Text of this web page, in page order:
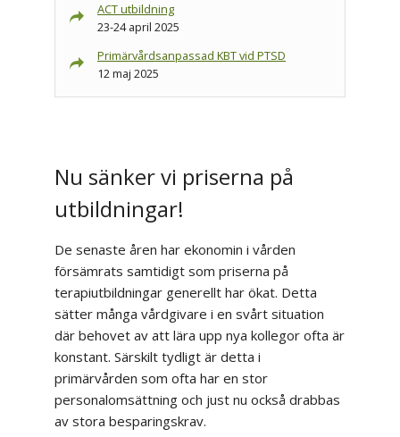
ACT utbildning
23-24 april 2025
Primärvårdsanpassad KBT vid PTSD
12 maj 2025
Nu sänker vi priserna på
utbildningar!
De senaste åren har ekonomin i vården
försämrats samtidigt som priserna på
terapiutbildningar generellt har ökat. Detta
sätter många vårdgivare i en svårt situation
där behovet av att lära upp nya kollegor ofta är
konstant. Särskilt tydligt är detta i
primärvården som ofta har en stor
personalomsättning och just nu också drabbas
av stora besparingskrav.